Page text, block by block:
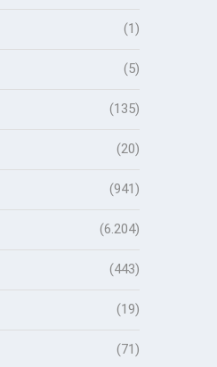
(1)
(5)
(135)
(20)
(941)
(6.204)
(443)
(19)
(71)